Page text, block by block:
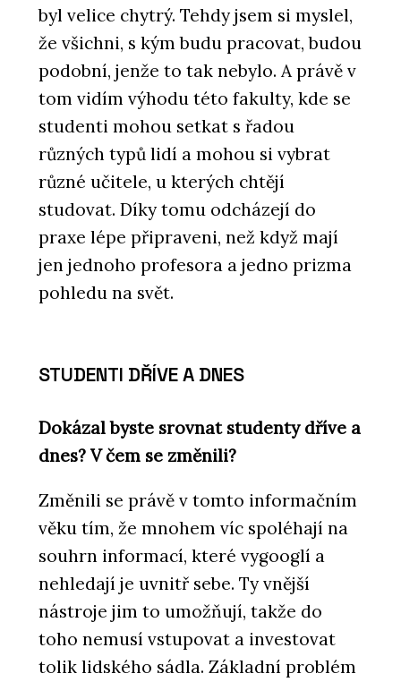
byl velice chytrý. Tehdy jsem si myslel,
že všichni, s kým budu pracovat, budou
podobní, jenže to tak nebylo. A právě v
tom vidím výhodu této fakulty, kde se
studenti mohou setkat s řadou
různých typů lidí a mohou si vybrat
různé učitele, u kterých chtějí
studovat. Díky tomu odcházejí do
praxe lépe připraveni, než když mají
jen jednoho profesora a jedno prizma
pohledu na svět.
STUDENTI DŘÍVE A DNES
Dokázal byste srovnat studenty dříve a
dnes? V čem se změnili?
Změnili se právě v tomto informačním
věku tím, že mnohem víc spoléhají na
souhrn informací, které vygooglí a
nehledají je uvnitř sebe. Ty vnější
nástroje jim to umožňují, takže do
toho nemusí vstupovat a investovat
tolik lidského sádla. Základní problém